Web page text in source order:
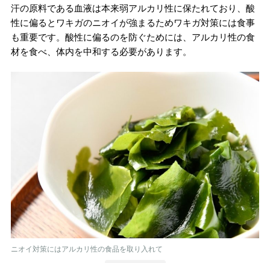
汗の原料である血液は本来弱アルカリ性に保たれており、酸
性に偏るとワキガのニオイが強まるためワキガ対策には食事
も重要です。酸性に偏るのを防ぐためには、アルカリ性の食
材を食べ、体内を中和する必要があります。
ニオイ対策にはアルカリ性の食品を取り入れて